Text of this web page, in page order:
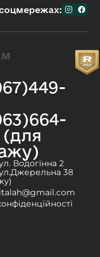
(для
Водогінна 2
38